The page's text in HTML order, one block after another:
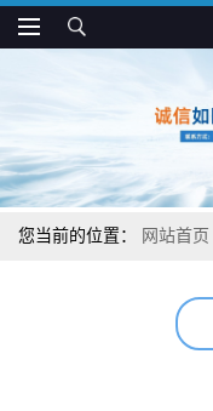
您当前的位置： 网站首页